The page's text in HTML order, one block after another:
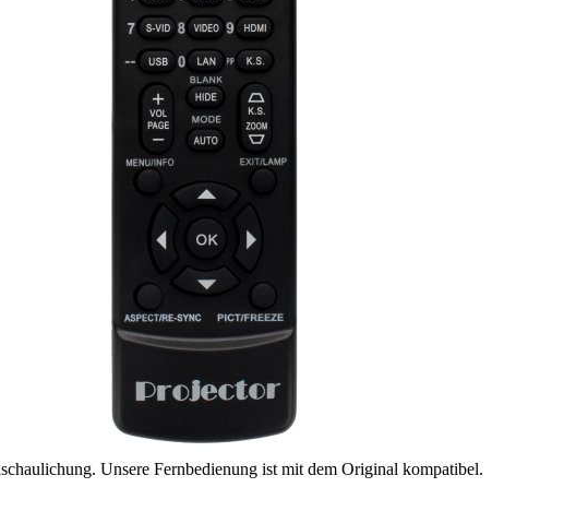
Unsere Fernbedienung ist mit dem Original kompatibel.